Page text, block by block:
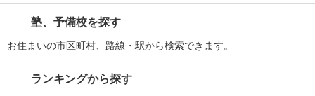
塾、予備校を探す
お住まいの市区町村、路線・駅から検索できます。
ランキングから探す